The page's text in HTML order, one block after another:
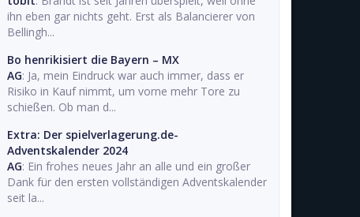
ihn eben gar nichts geht. Erst als Balancierer von
Bellingh...
Bo henrikisiert die Bayern – MX
AG: Ja, mein Eindruck war auch immer, dass er
Risiko in Kauf nimmt, um vorne mehr Tore zu
schießen. Ob man d...
Extra: Der spielverlagerung.de-
Adventskalender 2024
AG: Ein frohes neues Jahr an alle und ein großer
Dank für den ersten vollständigen Adventskalender
seit la...